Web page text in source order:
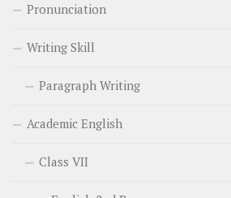
Pronunciation
Writing Skill
Paragraph Writing
Academic English
Class VII